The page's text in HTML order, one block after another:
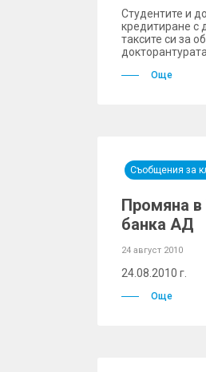
Студентите и
кредитиране с
таксите си за
докторантурата
Още
Съобщения за
Промяна в
банка АД
24 август 2010
24.08.2010 г.
Още